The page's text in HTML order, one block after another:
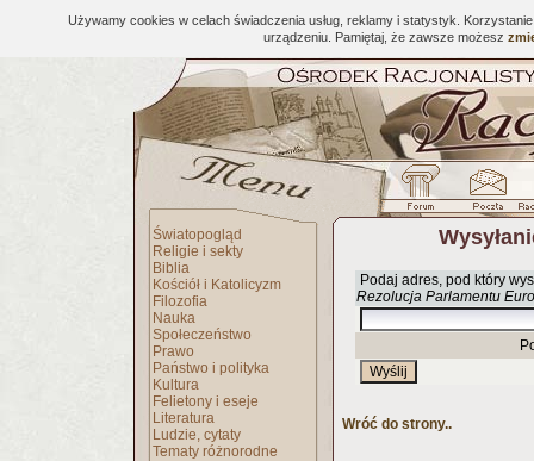
Używamy cookies w celach świadczenia usług, reklamy i statystyk.
urządzeniu. Pamiętaj, że zawsze możesz
Światopogląd
Religie i sekty
Biblia
Kościół i Katolicyzm
Filozofia
Nauka
Społeczeństwo
Prawo
Państwo i polityka
Kultura
Felietony i eseje
Literatura
Ludzie, cytaty
Tematy różnorodne
Podaj adres, pod który
Rezolucja Parlamentu
Wróć do strony..